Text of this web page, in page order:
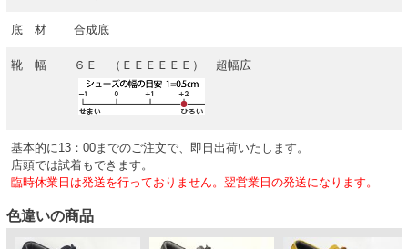
底 材 合成底
靴 幅 ６Ｅ （ＥＥＥＥＥＥ） 超幅広
基本的に13：00までのご注文で、即日出荷いたします。
店頭では試着もできます。
臨時休業日は発送を行っておりません。翌営業日の発送になります。
色違いの商品